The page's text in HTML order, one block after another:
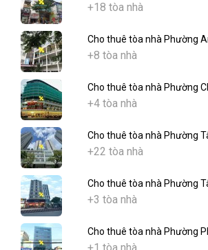
+18 tòa nhà
Cho thuê tòa nhà Phường
+8 tòa nhà
Cho thuê tòa nhà Phường
+4 tòa nhà
Cho thuê tòa nhà Phường
+22 tòa nhà
Cho thuê tòa nhà Phường
+3 tòa nhà
Cho thuê tòa nhà Phường